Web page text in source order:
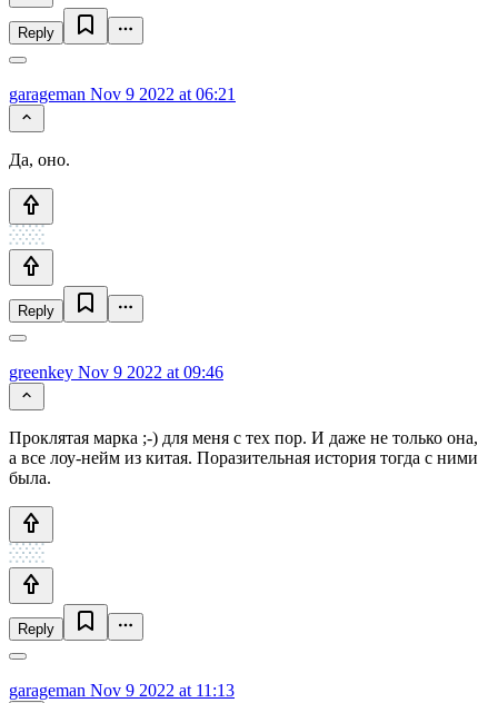
Reply
garageman Nov 9 2022 at 06:21
Да, оно.
Reply
greenkey Nov 9 2022 at 09:46
Проклятая марка ;-) для меня с тех пор. И даже не только она,
а все лоу-нейм из китая. Поразительная история тогда с ними
была.
Reply
garageman Nov 9 2022 at 11:13